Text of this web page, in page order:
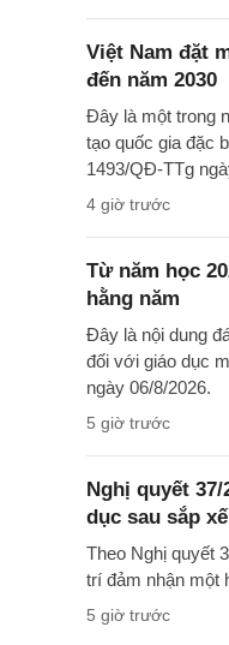
Việt Nam đặt
đến năm 2030
Đây là một trong
tạo quốc gia đặc
1493/QĐ-TTg
4 giờ trước
Từ năm học
hằng năm
Đây là nội dung
đối với giáo dục
ngày 06/8/2026.
5 giờ trước
Nghị quyết
dục sau sắp
Theo Nghị quyết
trí đảm nhận một
5 giờ trước